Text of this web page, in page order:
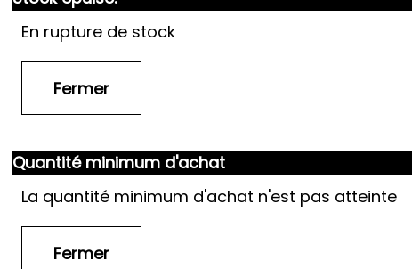
En rupture de stock
Quantité minimum d'achat
La quantité minimum d'achat n'est pas atteinte